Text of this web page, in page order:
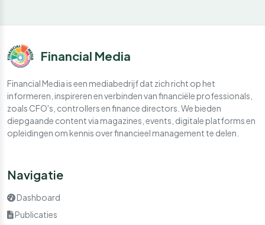
Financial Media
Financial Media is een mediabedrijf dat zich richt op het
informeren, inspireren en verbinden van financiële professionals,
zoals CFO's, controllers en finance directors. We bieden
diepgaande content via magazines, events, digitale platforms en
opleidingen om kennis over financieel management te delen.
Navigatie
Dashboard
Publicaties